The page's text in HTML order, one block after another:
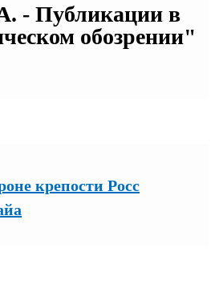
- Публикации в
обозрении"
крепости Росс